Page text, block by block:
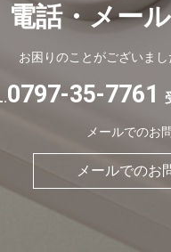
電話・メー
お困りのことがございま
0797-35-7761
メールでのお
メールでのお